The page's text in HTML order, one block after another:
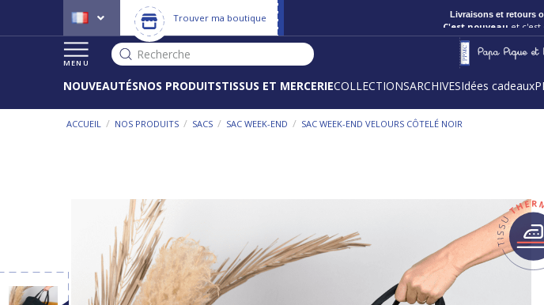
Trouver ma boutique C'est nouveau et c'est
MENU
Recherche
NOUVEAUTÉSNOS PRODUITSTISSUS ET MERCERIECOLLECTIONSARCHIVESIdées cadeaux
ACCUEIL / NOS PRODUITS / SACS / SAC WEEK-END / SAC WEEK-END VELOURS CÔTELÉ NOIR